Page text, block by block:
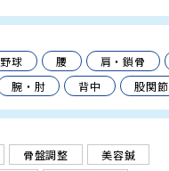
野球 腰 肩・鎖骨
腕・肘 背中 股関節
骨盤調整
美容鍼